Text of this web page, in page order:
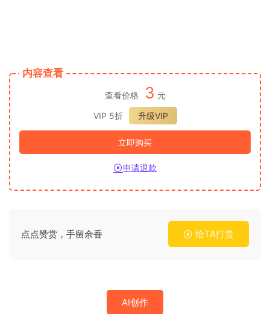
内容查看
查看价格 3 元
VIP 5折
升级VIP
立即购买
申请退款
点点赞赏，手留余香 给TA打赏
AI创作